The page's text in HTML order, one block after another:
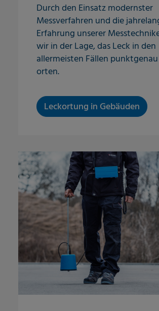
Durch den Einsatz modernster
Messverfahren und die
Erfahrung unserer
wir in der Lage, das Leck in den
allermeisten Fällen
orten.
Leckortung in Gebäuden